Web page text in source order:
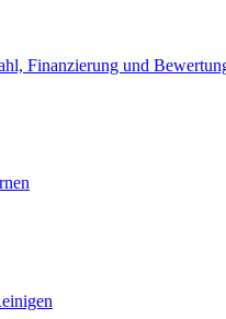
Finanzierung und